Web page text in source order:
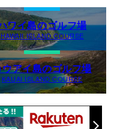
ワイ島のゴルフ場
HAWAII ISLAND COURSE
アイ島のゴルフ場
KAUAI ISLAND COURSE